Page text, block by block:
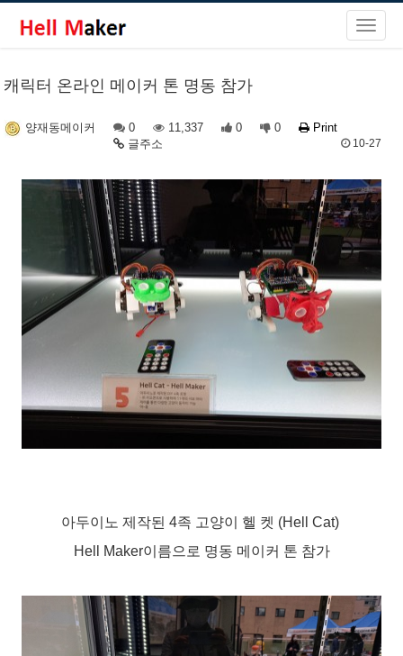
캐릭터 온라인 메이커 톤 명동 참가
양재동메이커 0 11,337 0 0
Print
글주소
10-27
아두이노 제작된 4족 고양이 헬 켓 (Hell Cat)
Hell Maker이름으로 명동 메이커 톤 참가